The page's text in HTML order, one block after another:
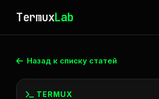
TermuxLab
Назад к списку статей
TERMUX